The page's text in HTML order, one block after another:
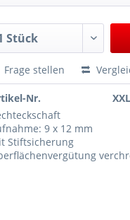
Frage stellen
Nr.
9 x 12 mm
Stiftsicherung